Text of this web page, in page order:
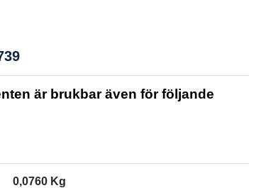
är brukbar även för följande
0,0760 Kg